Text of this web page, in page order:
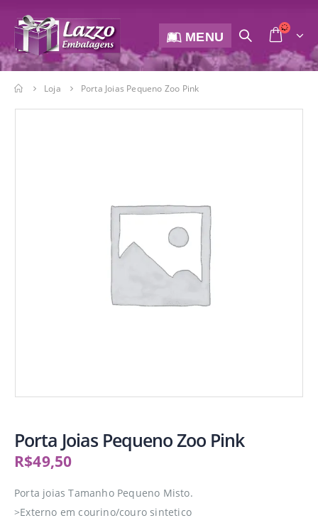
MENU
Loja Porta Joias Pequeno Zoo Pink
Porta Joias Pequeno Zoo Pink
R$49,50
Porta joias Tamanho Pequeno Misto.
>Externo em courino/couro sintetico